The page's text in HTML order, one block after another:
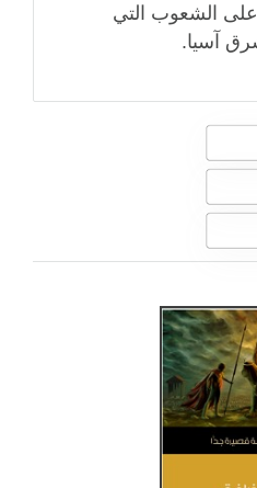
على الشعوب التي
آسيا.